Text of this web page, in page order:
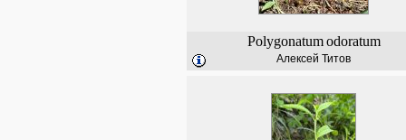
Polygonatum odoratum
Алексей Титов